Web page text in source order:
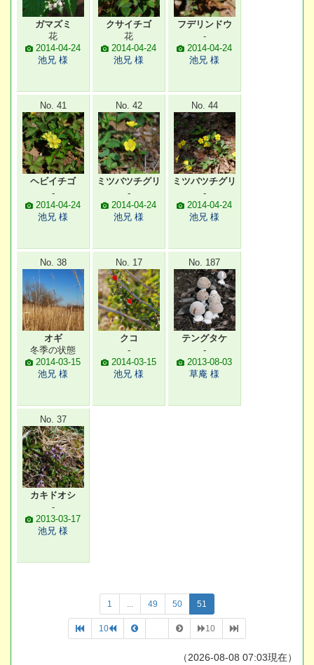
ガマズミ
花
2014-04-24
池兄 様
クサイチゴ
花
2014-04-24
池兄 様
フデリンドウ
-
2014-04-24
池兄 様
No. 41
ヘビイチゴ
-
2014-04-24
池兄 様
No. 42
ミツバツチグリ
-
2014-04-24
池兄 様
No. 44
ミツバツチグリ
-
2014-04-24
池兄 様
No. 38
オギ
冬季の状態
2014-03-15
池兄 様
No. 17
クコ
-
2014-03-15
池兄 様
No. 187
テングタケ
-
2013-08-03
草庵 様
No. 37
カキドオシ
-
2013-03-17
池兄 様
1 ... 49 50 51
10 10
（2026-08-08 07:03現在）